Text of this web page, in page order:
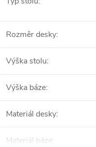
Rozměr desky:
Výška stolu:
Výška báze:
Materiál desky:
Materiál báze: